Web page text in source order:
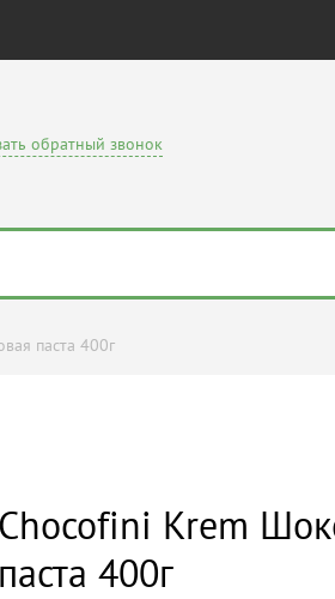
обратный звонок
паста 400г
Chocofini Krem
паста 400г